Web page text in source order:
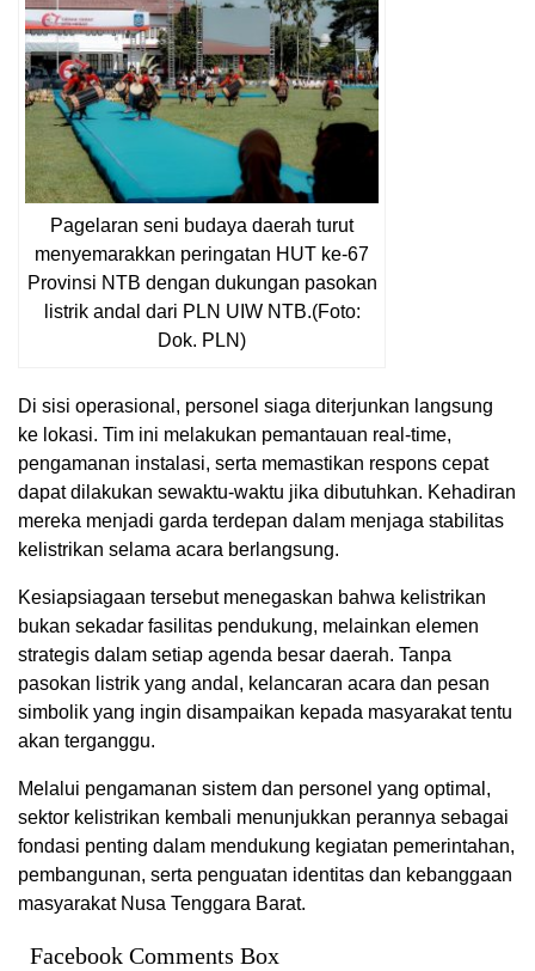
Pagelaran seni budaya daerah turut
menyemarakkan peringatan HUT ke-67
Provinsi NTB dengan dukungan pasokan
listrik andal dari PLN UIW NTB.(Foto:
Dok. PLN)
Di sisi operasional, personel siaga diterjunkan langsung
ke lokasi. Tim ini melakukan pemantauan real-time,
pengamanan instalasi, serta memastikan respons cepat
dapat dilakukan sewaktu-waktu jika dibutuhkan. Kehadiran
mereka menjadi garda terdepan dalam menjaga stabilitas
kelistrikan selama acara berlangsung.
Kesiapsiagaan tersebut menegaskan bahwa kelistrikan
bukan sekadar fasilitas pendukung, melainkan elemen
strategis dalam setiap agenda besar daerah. Tanpa
pasokan listrik yang andal, kelancaran acara dan pesan
simbolik yang ingin disampaikan kepada masyarakat tentu
akan terganggu.
Melalui pengamanan sistem dan personel yang optimal,
sektor kelistrikan kembali menunjukkan perannya sebagai
fondasi penting dalam mendukung kegiatan pemerintahan,
pembangunan, serta penguatan identitas dan kebanggaan
masyarakat Nusa Tenggara Barat.
Facebook Comments Box